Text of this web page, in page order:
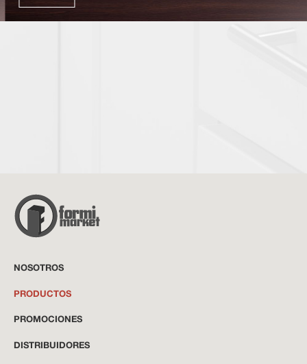
NOSOTROS
PRODUCTOS
PROMOCIONES
DISTRIBUIDORES